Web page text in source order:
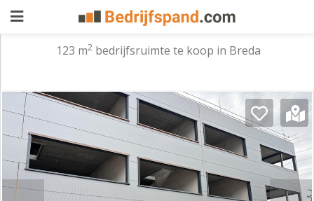
aanbieden
Pand
zoeken
Waarom
adverteren
Premium
123 m2 bedrijfsruimte te koop in Breda